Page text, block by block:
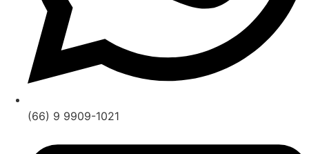
(66) 9 9909-1021